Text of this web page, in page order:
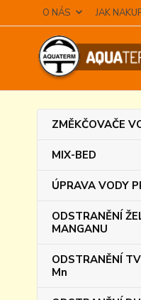
O NÁS JAK
ZMĚKČOVAČE
MIX-BED
ÚPRAVA VODY
ODSTRANĚNÍ
MANGANU
ODSTRANĚNÍ
Mn